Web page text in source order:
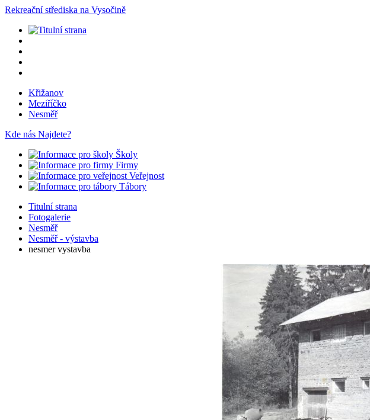
Rekreační střediska na Vysočině
Křižanov
Meziříčko
Nesměř
Kde nás Najdete?
Školy
Firmy
Veřejnost
Tábory
Titulní strana
Fotogalerie
Nesměř
Nesměř - výstavba
nesmer vystavba